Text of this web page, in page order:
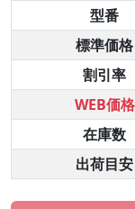
型番
標準価格
割引率
WEB価格
在庫数
出荷目安